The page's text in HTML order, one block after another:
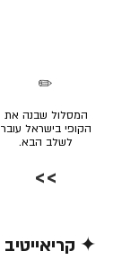
המסלול שבנה את
הקופי בישראל עובר
לשלב הבא.
✏️
>>
✦ קריאייטיב